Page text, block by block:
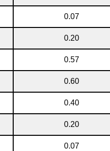
0.07
0.20
0.57
0.60
0.40
0.20
0.07